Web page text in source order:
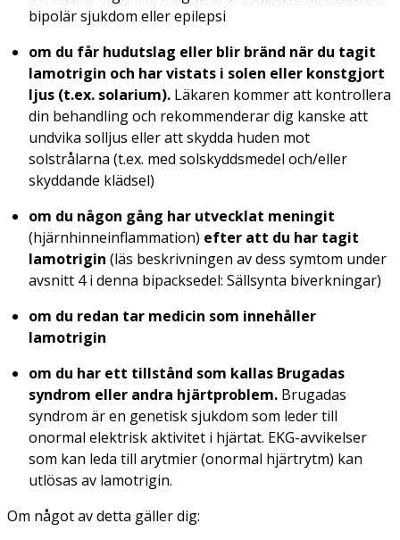
bipolär sjukdom eller epilepsi
om du får hudutslag eller blir bränd när du tagit
lamotrigin och har vistats i solen eller konstgjort
ljus (t.ex. solarium). Läkaren kommer att kontrollera
din behandling och rekommenderar dig kanske att
undvika solljus eller att skydda huden mot
solstrålarna (t.ex. med solskyddsmedel och/eller
skyddande klädsel)
om du någon gång har utvecklat meningit
(hjärnhinneinflammation) efter att du har tagit
lamotrigin (läs beskrivningen av dess symtom under
avsnitt 4 i denna bipacksedel: Sällsynta biverkningar)
om du redan tar medicin som innehåller
lamotrigin
om du har ett tillstånd som kallas Brugadas
syndrom eller andra hjärtproblem. Brugadas
syndrom är en genetisk sjukdom som leder till
onormal elektrisk aktivitet i hjärtat. EKG-avvikelser
som kan leda till arytmier (onormal hjärtrytm) kan
utlösas av lamotrigin.
Om något av detta gäller dig: